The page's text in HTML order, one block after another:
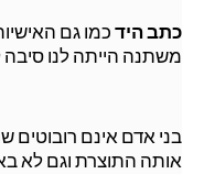
כתב הידכמו גם
משתנה הייתה לנו סיבה
בני אדם אינם רובוטים
אותה התוצרת וגם לא